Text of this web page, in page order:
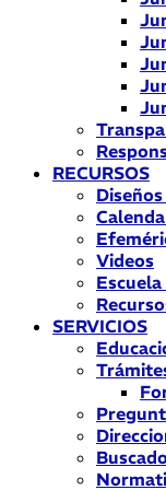
RECURSOS
Videos
SERVICIOS